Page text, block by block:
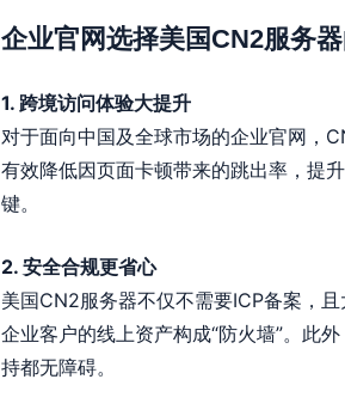
企业官网选择美国CN2服务
1. 跨境访问体验大提升
对于面向中国及全球市场的企业官网，
有效降低因页面卡顿带来的跳出率，提
键。
2. 安全合规更省心
美国CN2服务器不仅不需要ICP备案，
企业客户的线上资产构成“防火墙”。此
持都无障碍。